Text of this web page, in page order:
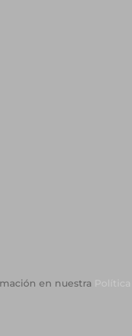
en nuestra